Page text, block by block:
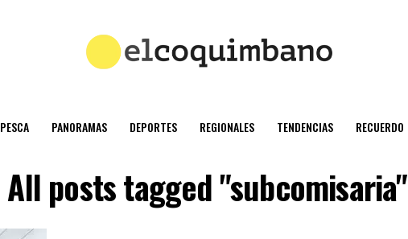
PESCA PANORAMAS DEPORTES REGIONALES TENDENCIAS RECUERDO
All posts tagged "subcomisaria"